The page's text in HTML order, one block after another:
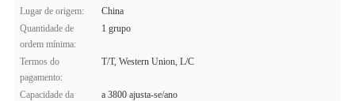
Lugar de origem:
China
Quantidade de
ordem mínima:
1 grupo
Termos do
pagamento:
T/T, Western Union, L/C
Capacidade da
a 3800 ajusta-se/ano